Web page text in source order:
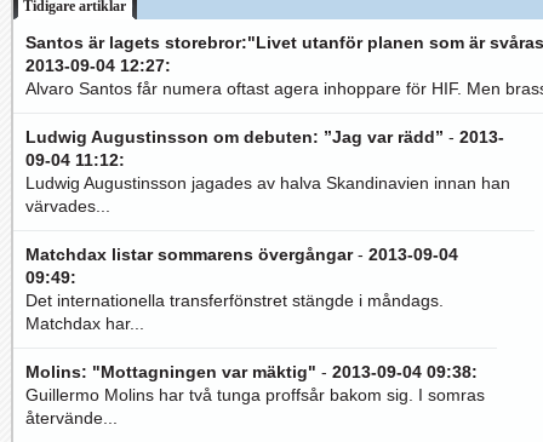
Tidigare artiklar
Santos är lagets storebror:"Livet utanför planen som är
2013-09-04 12:27:
Alvaro Santos får numera oftast agera inhoppare för HIF. Men
Ludwig Augustinsson om debuten: ”Jag var rädd” - 2013-
09-04 11:12:
Ludwig Augustinsson jagades av halva Skandinavien innan han
värvades...
Matchdax listar sommarens övergångar- 2013-09-04
09:49:
Det internationella transferfönstret stängde i måndags.
Matchdax har...
Molins: "Mottagningen var mäktig" - 2013-09-04 09:38:
Guillermo Molins har två tunga proffsår bakom sig. I somras
återvände...